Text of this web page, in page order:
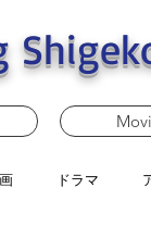
ドラマ